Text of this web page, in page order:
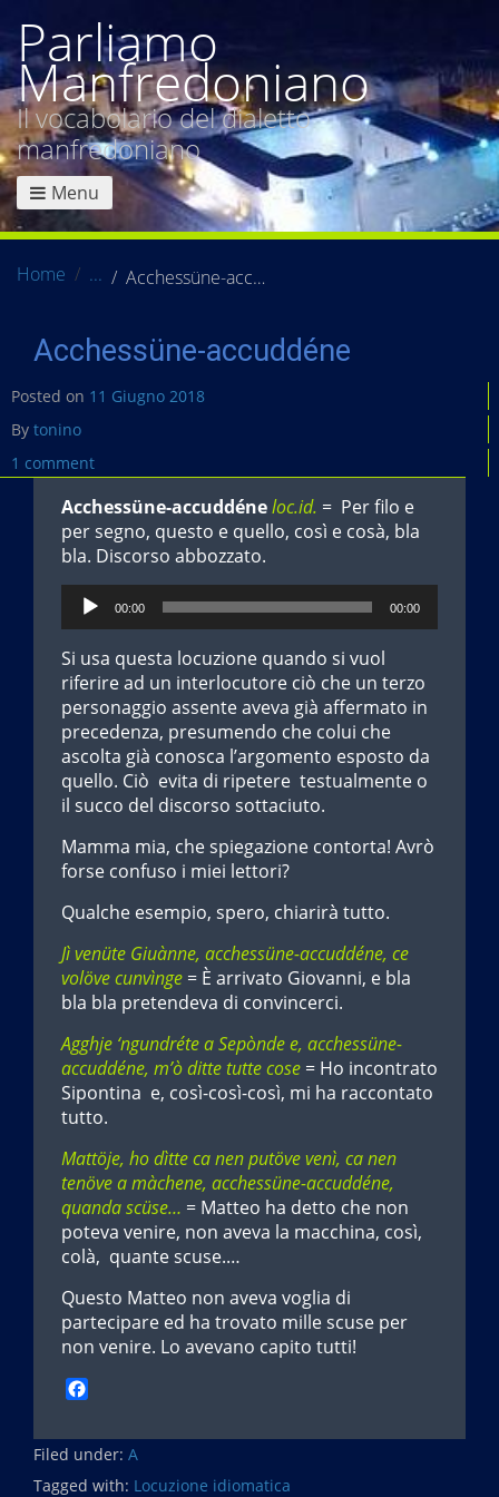
Parliamo
Manfredoniano
Il vocabolario del dialetto
manfredoniano
Menu
Home Acchessüne-accuddéne
Acchessüne-accuddéne
Posted on 11 Giugno 2018
By tonino
1 comment
Acchessüne-accuddéneloc.id. = Per filo e
per segno, questo e quello, così e cosà, bla
bla. Discorso abbozzato.
Audio
Player
00:00 00:00
Si usa questa locuzione quando si vuol
riferire ad un interlocutore ciò che un terzo
personaggio assente aveva già affermato in
precedenza, presumendo che colui che
ascolta già conosca l’argomento esposto da
quello. Ciò evita di ripetere testualmente o
il succo del discorso sottaciuto.
Mamma mia, che spiegazione contorta! Avrò
forse confuso i miei lettori?
Qualche esempio, spero, chiarirà tutto.
Jì venüte Giuànne, acchessüne-accuddéne, ce
volöve cunvìnge = È arrivato Giovanni, e bla
bla bla pretendeva di convincerci.
Agghje ‘ngundréte a Sepònde e, acchessüne-
accuddéne, m’ò ditte tutte cose = Ho incontrato
Sipontina e, così-così-così, mi ha raccontato
tutto.
Mattöje, ho dìtte ca nen putöve venì, ca nen
tenöve a màchene, acchessüne-accuddéne,
quanda scüse… = Matteo ha detto che non
poteva venire, non aveva la macchina, così,
colà, quante scuse.…
Questo Matteo non aveva voglia di
partecipare ed ha trovato mille scuse per
non venire. Lo avevano capito tutti!
c
e
b
Filed under: A
Tagged with: Locuzione idiomatica